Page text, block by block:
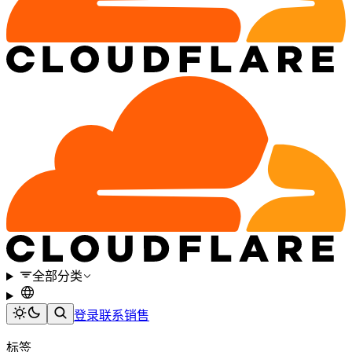
全部分类
登录联系销售
标签